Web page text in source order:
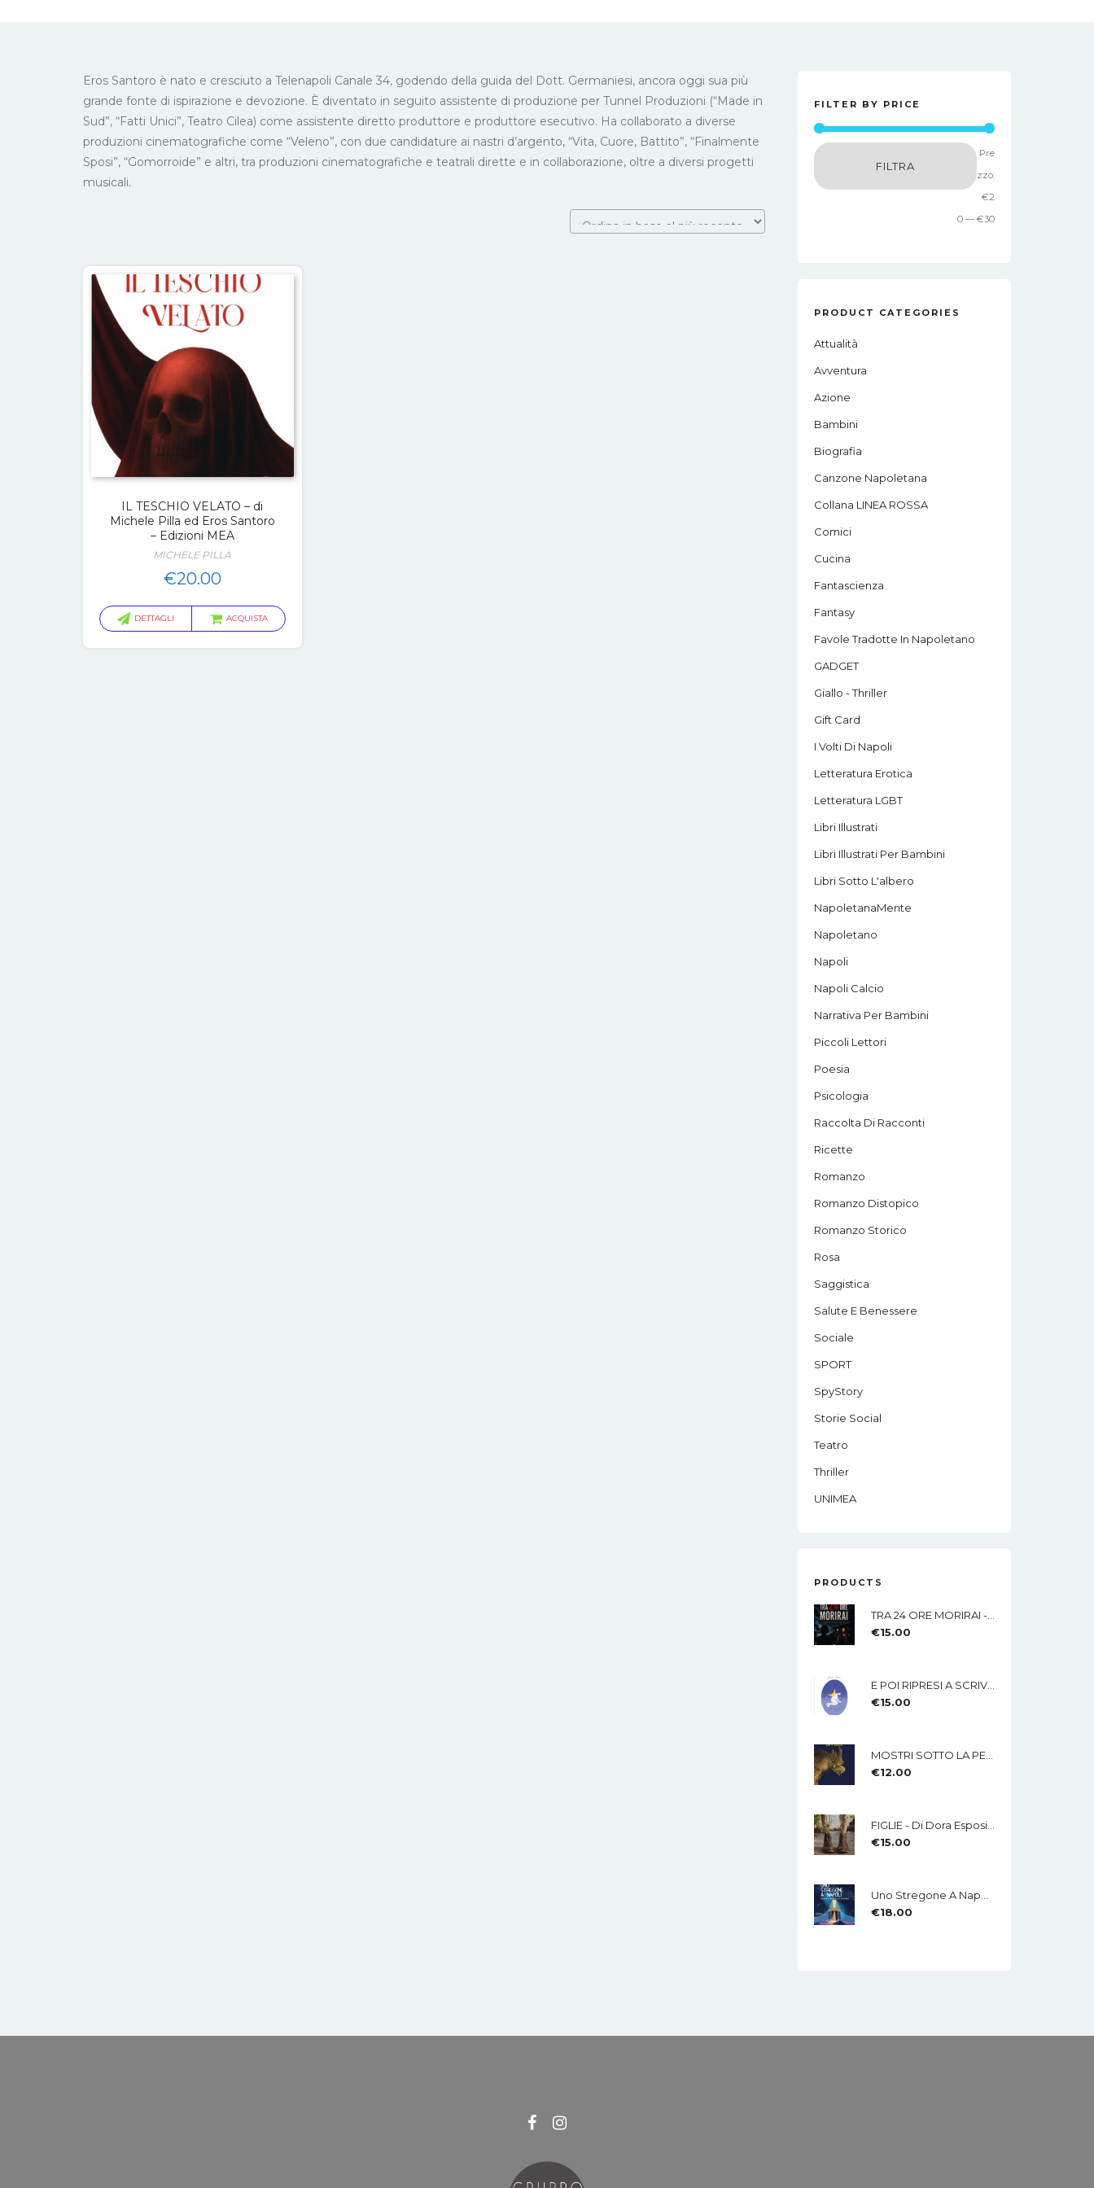
Eros Santoro è nato e cresciuto a Telenapoli Canale 34, godendo della guida del Dott. Germaniesi, ancora oggi sua più
grande fonte di ispirazione e devozione. È diventato in seguito assistente di produzione per Tunnel Produzioni (“Made in
Sud”, “Fatti Unici”, Teatro Cilea) come assistente diretto produttore e produttore esecutivo. Ha collaborato a diverse
produzioni cinematografiche come “Veleno”, con due candidature ai nastri d’argento, “Vita, Cuore, Battito”, “Finalmente
Sposi”, “Gomorroide” e altri, tra produzioni cinematografiche e teatrali dirette e in collaborazione, oltre a diversi progetti
musicali.
IL TESCHIO VELATO – di
Michele Pilla ed Eros Santoro
– Edizioni MEA
MICHELE PILLA
€20.00
DETTAGLI ACQUISTA
FILTER BY PRICE
Prezzo
Min
Prezzo
Max
FILTRA
Pre
zzo:
€2
0 —€30
PRODUCT CATEGORIES
Attualità
Avventura
Azione
Bambini
Biografia
Canzone Napoletana
Collana LINEA ROSSA
Comici
Cucina
Fantascienza
Fantasy
Favole Tradotte In Napoletano
GADGET
Giallo - Thriller
Gift Card
I Volti Di Napoli
Letteratura Erotica
Letteratura LGBT
Libri Illustrati
Libri Illustrati Per Bambini
Libri Sotto L'albero
NapoletanaMente
Napoletano
Napoli
Napoli Calcio
Narrativa Per Bambini
Piccoli Lettori
Poesia
Psicologia
Raccolta Di Racconti
Ricette
Romanzo
Romanzo Distopico
Romanzo Storico
Rosa
Saggistica
Salute E Benessere
Sociale
SPORT
SpyStory
Storie Social
Teatro
Thriller
UNIMEA
PRODUCTS
TRA 24 ORE MORIRAI - Di Lisa Imparato - Edizioni MEA
€15.00
E POI RIPRESI A SCRIVERE Di Nicola Mucci - Edizioni MEA
€15.00
MOSTRI SOTTO LA PELLE Di Rossana Lamberti - Edizioni MEA
€12.00
FIGLIE - Di Dora Esposito - Edizioni MEA
€15.00
€18.00